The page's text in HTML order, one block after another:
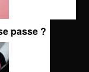
passe ?